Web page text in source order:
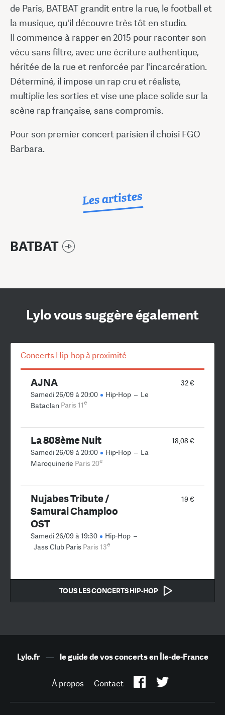
de Paris, BATBAT grandit entre la rue, le football et
la musique, qu'il découvre très tôt en studio.
Il commence à rapper en 2015 pour raconter son
vécu sans filtre, avec une écriture authentique,
héritée de la rue et renforcée par l'incarcération.
Déterminé, il impose un rap cru et réaliste,
multiplie les sorties et vise une place solide sur la
scène rap française, sans compromis.
Pour son premier concert parisien il choisi FGO
Barbara.
Les artistes
BATBAT
Lylo vous suggère également
Concerts Hip-hop à proximité
32 €
AJNA
Samedi 26/09 à 20:00 Hip-Hop – Le
Bataclan Paris 11e
18,08 €
La 808ème Nuit
Samedi 26/09 à 20:00 Hip-Hop – La
Maroquinerie Paris 20e
19 €
Nujabes Tribute /
Samurai Champloo
OST
Samedi 26/09 à 19:30 Hip-Hop –
Jass Club Paris Paris 13e
TOUS LES CONCERTS HIP-HOP
Lylo.fr— le guide de vos concerts en Île-de-France
À propos Contact